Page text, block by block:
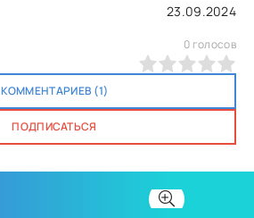
23.09.2024
КОММЕНТАРИЕВ (1)
ПОДПИСАТЬСЯ
0 голосов